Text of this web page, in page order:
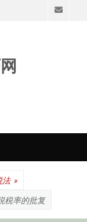
法 »
税率的批复